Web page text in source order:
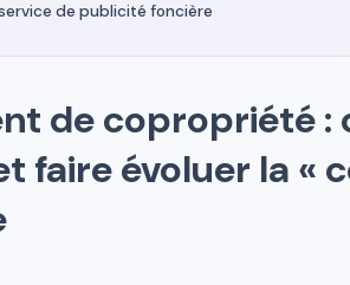
de publicité foncière
de copropriété
faire évoluer la «